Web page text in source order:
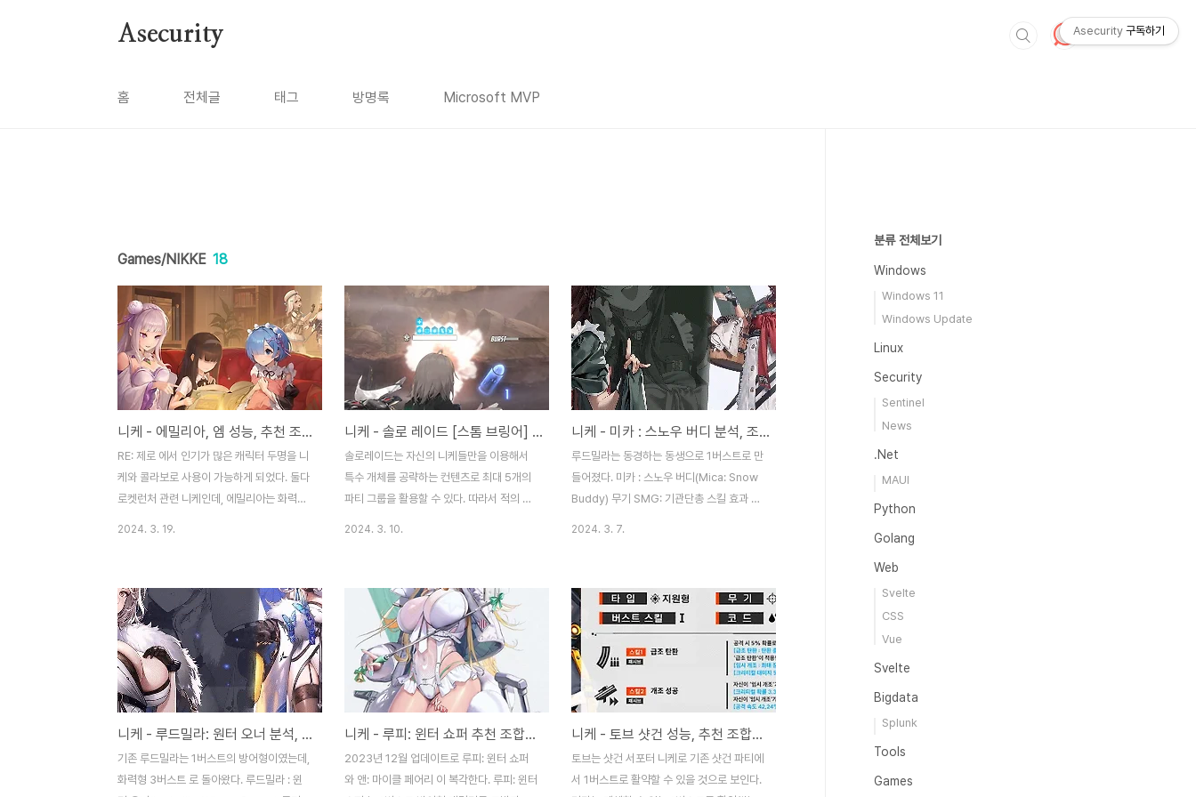
Asecurity
홈 전체글 태그 방명록 Microsoft MVP
Games/NIKKE 18
니케 - 에밀리아, 엠 성능, 추천 조합등 후기
RE: 제로 에서 인기가 많은 캐릭터 두명을 니
케와 콜라보로 사용이 가능하게 되었다. 둘다
로켓런처 관련 니케인데, 에밀리아는 화력형
니, 아침이면 에밀리아와 렘과 람을 만나볼
수 있을 것 같다.SSR 캐릭터 [에밀리아]최대
장탄 수에 비례하여 공격 능력이 상승하는 능
력을 가지고 있습니다. 버스트 스킬을 사용하
면 넓은 범위를 공격해 적에게 큰 피해를 줄
수 있습니다. - 클래스: 화력형 - 무기: 빙결의
숨결 (RL) - 코드: 수냉 - 기업: 어브노멀SSR
캐릭터 [렘]자신이 가한 대미지에 비례하여
아군을 회복하는 능력을 가..
2024. 3. 19.
니케 - 솔로 레이드 [스톰 브링어] 초보 공략
솔로레이드는 자신의 니케들만을 이용해서
특수 개체를 공략하는 컨텐츠로 최대 5개의
파티 그룹을 활용할 수 있다. 따라서 적의 공
를 이용하지 않고서는 초보 지휘관은 돌파하
기가 쉽지 않기 때문에 되도록 모의전으로 통
해 돌파가 가능한지 확인해보고 진행하기를
추천한다. 스톰 브링어는 2가지 공략포인트
를 통해서 진행이 가능하고, 각 중요 포인트
에 대해서 알아보자. 전체적인 공략 방법 스
톰 브링어의 경우 강력한 빔포? 공격을 중간
중간에 섞어서 사용하기 때문에, 이때 회피를
해주는 것이 좋다고 하지만, 피해를 들어오는
2024. 3. 10.
니케 - 미카 : 스노우 버디 분석, 조합등 후기
루드밀라는 동경하는 동생으로 1버스트로 만
들어졌다. 미카 : 스노우 버디(Mica: Snow
Buddy) 무기 SMG: 기관단총 스킬 효과 아
해량 감소도 제공하는데, 높은 수치는 아니기
때문에, 다른 데미지 감소 캐릭터와 함께 사
용할 때 효과가 볼 수 있을 것으로 보인다. 그
리고 중첩 가능 이로운 효과를 가지고 있어
서, 본인과 파티원들의 중첩 기술들을 효과적
으로 올려줄 수 있을 것 같다. 조합: 탄창 증가
효과가 발동되면 파티 전체에게 40% 증가
가 유지시간이 있는게 아닌 지속이기 때문에
괜찮은 효과이기 때문에, 스킬효과가 나쁘지
2024. 3. 7.
니케 - 루드밀라: 원터 오너 분석, 조합등 후기
기존 루드밀라는 1버스트의 방어형이였는데,
화력형 3버스트 로 돌아왔다. 루드밀라 : 윈
니케 - 루피: 윈터 쇼퍼 추천 조합등 사용 후기
2023년 12월 업데이트로 루피: 윈터 쇼퍼
와 앤: 마이클 페어리 이 복각한다. 루피: 윈터
니케 - 토브 샷건 성능, 추천 조합등 후기
토브는 샷건 서포터 니케로 기존 샷건 파티에
서 1버스트로 활약할 수 있을 것으로 보인다.
분류 전체보기
Windows
Windows 11
Windows Update
Linux
Security
Sentinel
News
.Net
MAUI
Python
Golang
Web
Svelte
CSS
Vue
Svelte
Bigdata
Splunk
Tools
Games
Asecurity 구독하기